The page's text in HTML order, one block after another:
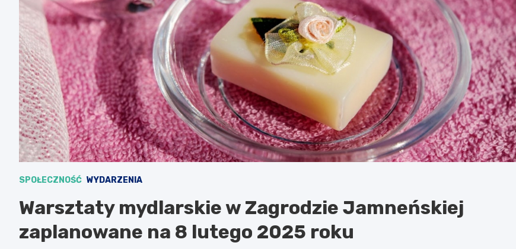
SPOŁECZNOŚĆ WYDARZENIA
Warsztaty mydlarskie w Zagrodzie Jamneńskiej
zaplanowane na 8 lutego 2025 roku